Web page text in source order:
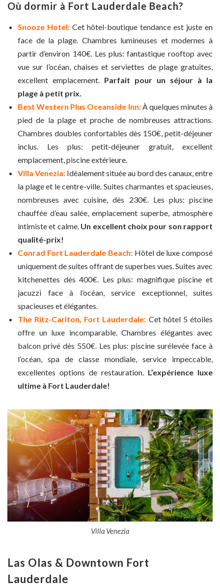
Où dormir à Fort Lauderdale Beach?
Snooze Hotel: Cet hôtel-boutique tendance est juste en
face de la plage. Chambres lumineuses et modernes à
partir d’environ 140€. Les plus: fantastique rooftop avec
vue sur l’océan, chaises et serviettes de plage gratuites,
excellent emplacement. Parfait pour un séjour à la
plage à petit prix.
Best Western Plus Oceanside Inn:À quelques minutes à
pied de la plage et proche de nombreuses attractions.
Chambres doubles confortables dès 150€, petit-déjeuner
inclus. Les plus: petit-déjeuner gratuit, excellent
emplacement, piscine extérieure.
Villa Venezia: Idéalement située au bord des canaux, entre
la plage et le centre-ville. Suites charmantes et spacieuses,
nombreuses avec cuisine, dès 230€. Les plus: piscine
chauffée d’eau salée, emplacement superbe, atmosphère
intimiste et calme. Un excellent choix pour son rapport
qualité-prix!
Conrad Fort Lauderdale Beach: Hôtel de luxe composé
uniquement de suites offrant de superbes vues. Suites avec
kitchenettes dès 400€. Les plus: magnifique piscine et
jacuzzi face à l’océan, service exceptionnel, suites
spacieuses et élégantes.
The Ritz-Carlton, Fort Lauderdale: Cet hôtel 5 étoiles
offre un luxe incomparable. Chambres élégantes avec
balcon privé dès 550€. Les plus: piscine surélevée face à
l’océan, spa de classe mondiale, service impeccable,
excellentes options de restauration. L’expérience luxe
ultime à Fort Lauderdale!
Villa Venezia
Las Olas & Downtown Fort
Lauderdale